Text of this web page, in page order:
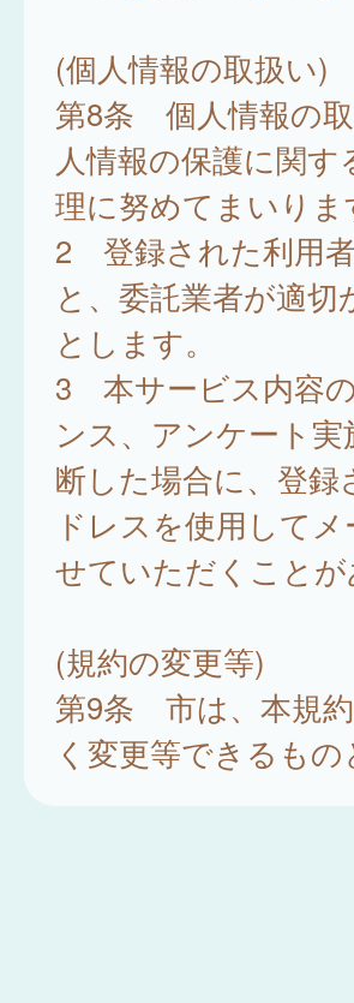
(個人情報の取扱い)
第8条 個人情報の
人情報の保護に関
理に努めてまいりま
2 登録された利用
と、委託業者が適
とします。
3 本サービス内容
ンス、アンケート
断した場合に、登
ドレスを使用して
せていただくことが
(規約の変更等)
第9条 市は、本規
く変更等できるもの